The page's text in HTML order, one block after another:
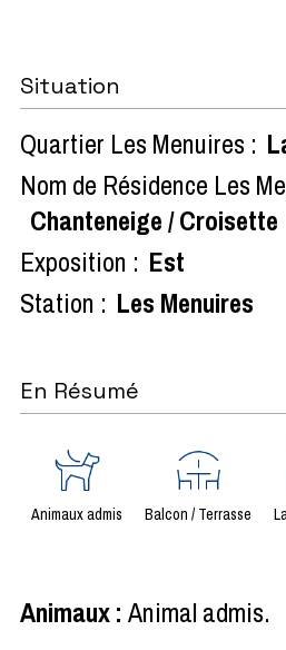
Situation
Quartier Les Menuires :
Nom de Résidence Les
Chanteneige / Croisette
Exposition : Est
Station : Les Menuires
En Résumé
Animaux admis Balcon / Terrasse
Animaux: Animal admis